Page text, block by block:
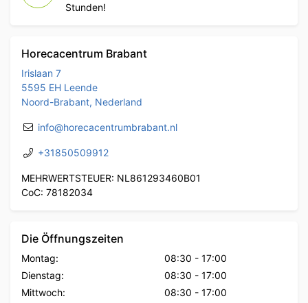
Stunden!
Horecacentrum Brabant
Irislaan 7
5595 EH Leende
Noord-Brabant, Nederland
info@horecacentrumbrabant.nl
+31850509912
MEHRWERTSTEUER: NL861293460B01
CoC: 78182034
Die Öffnungszeiten
Montag: 08:30 - 17:00
Dienstag:
08:30 - 17:00
Mittwoch:
08:30 - 17:00